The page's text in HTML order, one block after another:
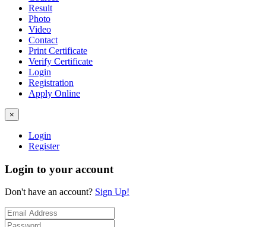
Result
Photo
Video
Contact
Print Certificate
Verify Certificate
Login
Registration
Apply Online
×
Login
Register
Login to your account
Don't have an account? Sign Up!